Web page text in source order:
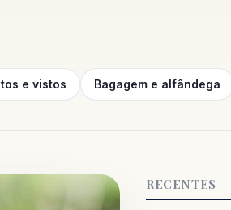
e vistos Bagagem e alfândega
RECENTES